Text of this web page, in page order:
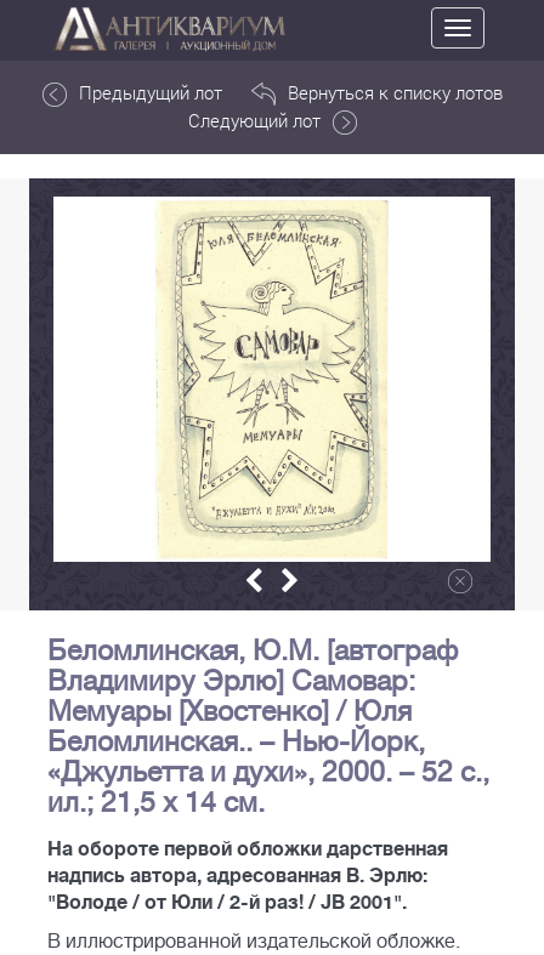
Toggle
navigation
Предыдущий лот
Вернуться к списку лотов
Следующий лот
Беломлинская, Ю.М. [автограф
Владимиру Эрлю] Самовар:
Мемуары [Хвостенко] / Юля
Беломлинская.. – Нью-Йорк,
«Джульетта и духи», 2000. – 52 с.,
ил.; 21,5 х 14 см.
На обороте первой обложки дарственная
надпись автора, адресованная В. Эрлю:
"Володе / от Юли / 2-й раз! / JB 2001".
В иллюстрированной издательской обложке.